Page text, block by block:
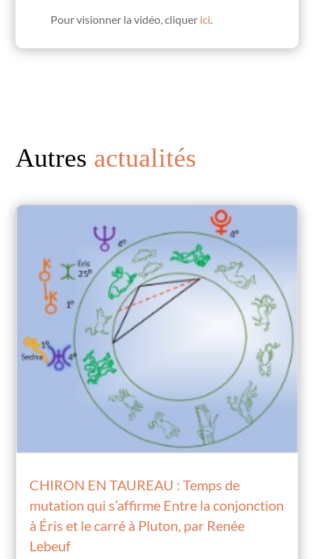
Pour visionner la vidéo, cliquer ici
Autres actualités
CHIRON EN TAUREAU : Temps de
mutation qui s’affirme Entre la conjonction
à Éris et le carré à Pluton, par Renée
Lebeuf